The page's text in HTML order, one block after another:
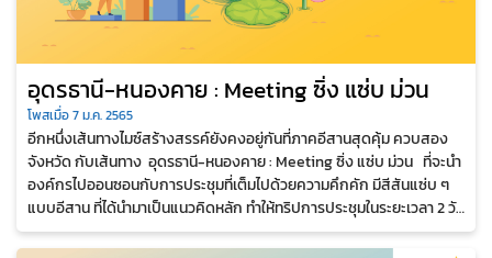
อุดรธานี-หนองคาย : Meeting ซิ่ง แซ่บ ม่วน
โพสเมื่อ 7 ม.ค. 2565
อีกหนึ่งเส้นทางไมซ์สร้างสรรค์ยังคงอยู่กันที่ภาคอีสานสุดคุ้ม ควบสอง
จังหวัด กับเส้นทาง อุดรธานี-หนองคาย : Meeting ซิ่ง แซ่บ ม่วน ที่จะนำ
องค์กรไปออนซอนกับการประชุมที่เต็มไปด้วยความคึกคัก มีสีสันแซ่บ ๆ
แบบอีสาน ที่ได้นำมาเป็นแนวคิดหลัก ทำให้ทริปการประชุมในระยะเวลา 2 วัน
1 คืน...